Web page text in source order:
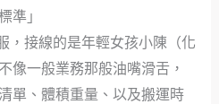
準」
，接線的是年輕女孩小陳（化
像一般業務那般油嘴滑舌，
單、體積重量、以及搬運時